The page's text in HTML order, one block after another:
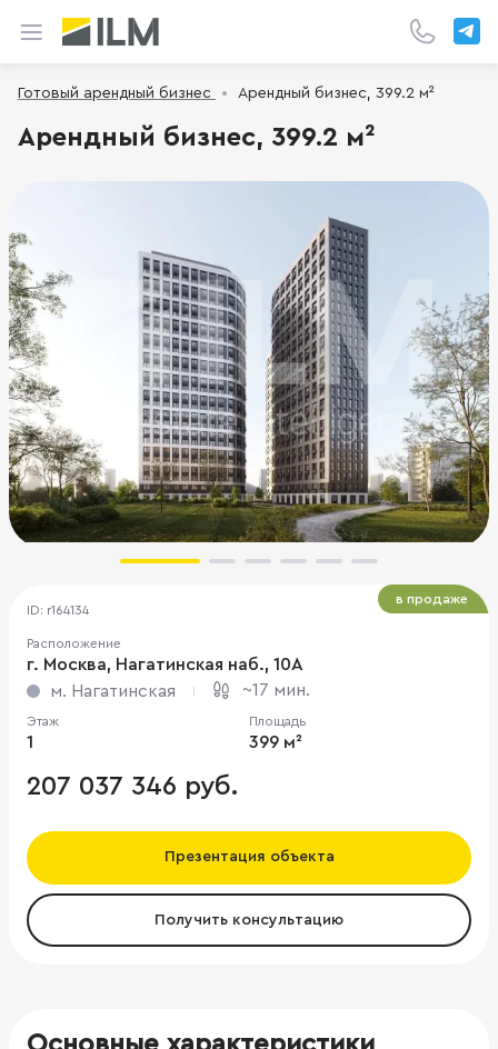
Готовый арендный бизнес Арендный бизнес, 399.2 м²
Арендный бизнес, 399.2 м²
ID: r164134
Расположение
г. Москва, Нагатинская наб., 10А
м. Нагатинская
~17 мин.
Этаж
1
Площадь
399 м²
207 037 346 руб.
Презентация объекта
Получить консультацию
в продаже